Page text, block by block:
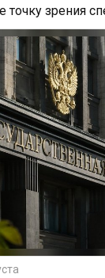
зрения